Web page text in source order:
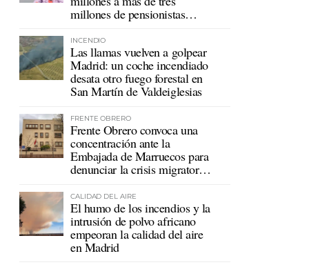
millones de pensionistas
INCENDIO
Las llamas vuelven a golpear
Madrid: un coche incendiado
desata otro fuego forestal en
San Martín de Valdeiglesias
FRENTE OBRERO
Frente Obrero convoca una
concentración ante la
Embajada de Marruecos para
denunciar la crisis migratoria
CALIDAD DEL AIRE
El humo de los incendios y la
intrusión de polvo africano
empeoran la calidad del aire
en Madrid